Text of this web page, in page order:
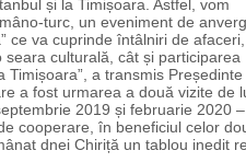
și la Timișoara. Astfel, vom
turc, un eveniment de
ce va cuprinde întâlniri de
culturală, cât și participarea
a transmis Președinte
a fost urmarea a două vizite de
2019 și februarie 2020
cooperare, în beneficiul celor
dnei Chiriță un tablou inedit